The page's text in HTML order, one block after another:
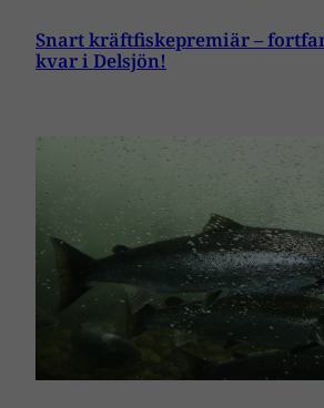
Snart kräftfiskepremiär –
kvar i Delsjön!